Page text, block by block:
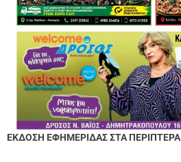
ΕΚΔΟΣΗ ΕΦΗΜΕΡΙΔΑΣ ΣΤΑ ΠΕΡΙΠΤΕΡΑ